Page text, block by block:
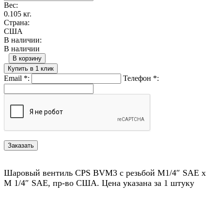
Вес:
0.105 кг.
Страна:
США
В наличии:
В наличии
В корзину
Купить в 1 клик
Email *: Телефон *:
Шаровый вентиль CPS BVM3 с резьбой M1/4″ SAE х
M 1/4″ SAE, пр-во США. Цена указана за 1 штуку